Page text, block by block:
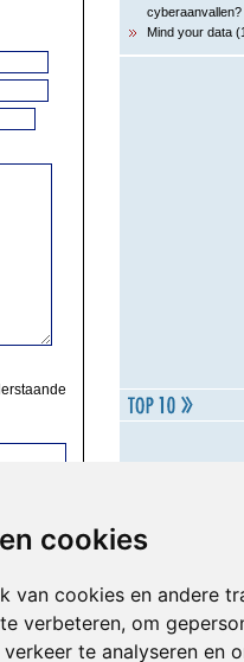
cookies
van cookies en andere
verbeteren, om
te analyseren en
cyberaanvallen?
Mind your data